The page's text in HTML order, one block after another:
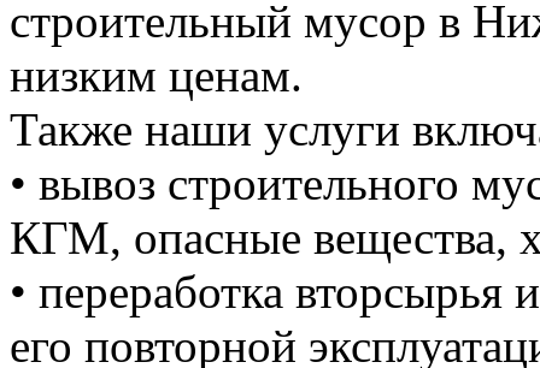
строительный мусор в
низким ценам.
Также наши услуги
• вывоз строительного
КГМ, опасные вещества,
• переработка вторсырья
его повторной